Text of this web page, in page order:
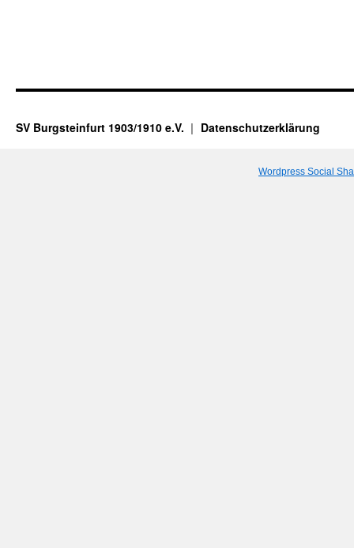
SV Burgsteinfurt 1903/1910 e.V. Datenschutzerklärung
Wordpress Social